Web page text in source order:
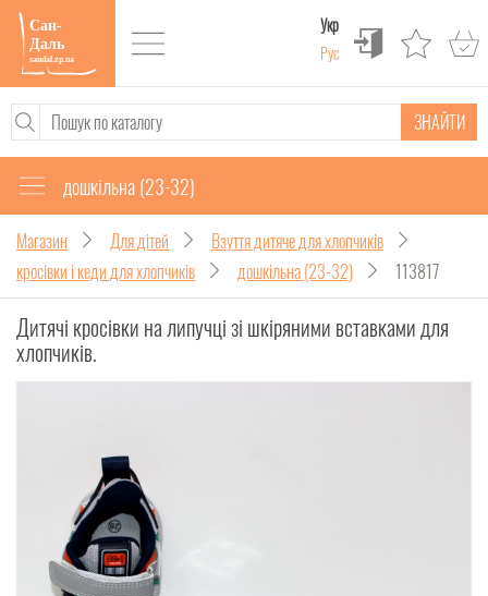
Укр
Рус
ЗНАЙТИ
дошкільна (23-32)
Магазин Для дітей
Взуття дитяче для хлопчиків
кросівки і кеди для хлопчиків
дошкільна (23-32) 113817
Дитячі кросівки на липучці зі шкіряними вставками для
хлопчиків.